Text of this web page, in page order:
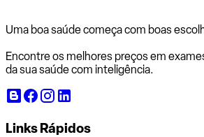
Uma boa saúde começa com boas
Encontre os melhores preços em
da sua saúde com inteligência.
Links Rápidos